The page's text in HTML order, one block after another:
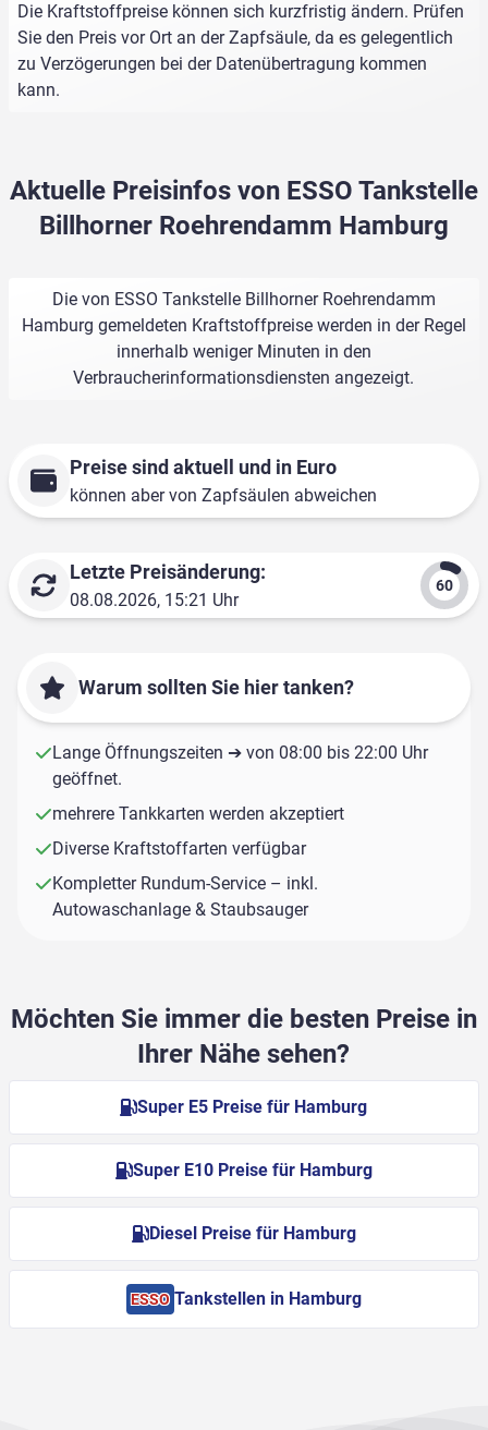
Die Kraftstoffpreise können sich kurzfristig ändern. Prüfen
Sie den Preis vor Ort an der Zapfsäule, da es gelegentlich
zu Verzögerungen bei der Datenübertragung kommen
kann.
Aktuelle Preisinfos von ESSO Tankstelle
Billhorner Roehrendamm Hamburg
Die von ESSO Tankstelle Billhorner Roehrendamm
Hamburg gemeldeten Kraftstoffpreise werden in der Regel
innerhalb weniger Minuten in den
Verbraucherinformationsdiensten angezeigt.
Preise sind aktuell und in Euro
können aber von Zapfsäulen abweichen
Letzte Preisänderung:
08.08.2026, 15:21 Uhr
Warum sollten Sie hier tanken?
Lange Öffnungszeiten ➔ von 08:00 bis 22:00 Uhr
geöffnet.
mehrere Tankkarten werden akzeptiert
Diverse Kraftstoffarten verfügbar
Kompletter Rundum-Service – inkl.
Autowaschanlage & Staubsauger
Möchten Sie immer die besten Preise in
Ihrer Nähe sehen?
Super E5 Preise für Hamburg
Super E10 Preise für Hamburg
Diesel Preise für Hamburg
ESSO Tankstellen in Hamburg